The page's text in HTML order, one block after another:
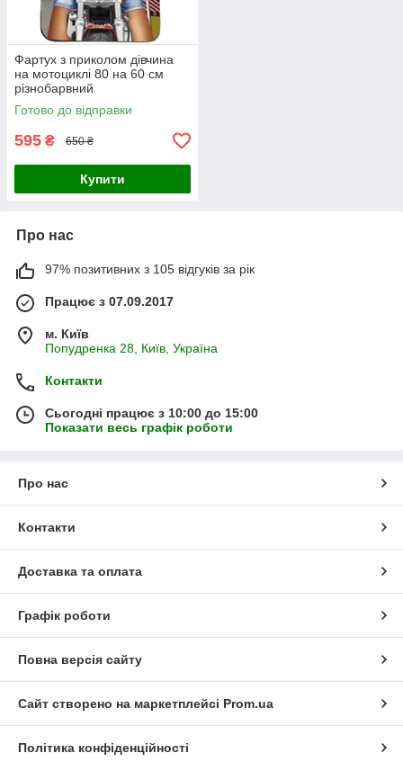
Фартух з приколом дівчина
на мотоциклі 80 на 60 см
різнобарвний
Готово до відправки
595 ₴ 650 ₴
Купити
Про нас
97% позитивних з 105 відгуків за рік
Працює з 07.09.2017
м. Київ
Попудренка 28, Київ, Україна
Контакти
Сьогодні працює з 10:00 до 15:00
Показати весь графік роботи
Про нас
Контакти
Доставка та оплата
Графік роботи
Повна версія сайту
Сайт створено на маркетплейсі Prom.ua
Політика конфіденційності